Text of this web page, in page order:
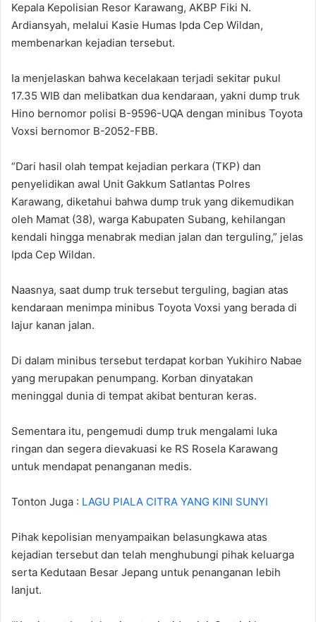
Kepala Kepolisian Resor Karawang, AKBP Fiki N.
Ardiansyah, melalui Kasie Humas Ipda Cep Wildan,
membenarkan kejadian tersebut.
Ia menjelaskan bahwa kecelakaan terjadi sekitar pukul
17.35 WIB dan melibatkan dua kendaraan, yakni dump truk
Hino bernomor polisi B-9596-UQA dengan minibus Toyota
Voxsi bernomor B-2052-FBB.
“Dari hasil olah tempat kejadian perkara (TKP) dan
penyelidikan awal Unit Gakkum Satlantas Polres
Karawang, diketahui bahwa dump truk yang dikemudikan
oleh Mamat (38), warga Kabupaten Subang, kehilangan
kendali hingga menabrak median jalan dan terguling,” jelas
Ipda Cep Wildan.
Naasnya, saat dump truk tersebut terguling, bagian atas
kendaraan menimpa minibus Toyota Voxsi yang berada di
lajur kanan jalan.
Di dalam minibus tersebut terdapat korban Yukihiro Nabae
yang merupakan penumpang. Korban dinyatakan
meninggal dunia di tempat akibat benturan keras.
Sementara itu, pengemudi dump truk mengalami luka
ringan dan segera dievakuasi ke RS Rosela Karawang
untuk mendapat penanganan medis.
Tonton Juga : LAGU PIALA CITRA YANG KINI SUNYI
Pihak kepolisian menyampaikan belasungkawa atas
kejadian tersebut dan telah menghubungi pihak keluarga
serta Kedutaan Besar Jepang untuk penanganan lebih
lanjut.